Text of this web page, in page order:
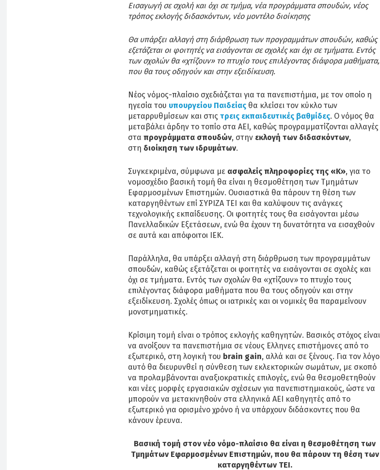
Εισαγωγή σε σχολή και όχι σε τμήμα, νέα προγράμματα σπουδών, νέος
τρόπος εκλογής διδασκόντων, νέο μοντέλο διοίκησης
Θα υπάρξει αλλαγή στη διάρθρωση των προγραμμάτων σπουδών, καθώς
εξετάζεται οι φοιτητές να εισάγονται σε σχολές και όχι σε τμήματα. Εντός
των σχολών θα «χτίζουν» το πτυχίο τους επιλέγοντας διάφορα μαθήματα,
που θα τους οδηγούν και στην εξειδίκευση.
Νέος νόμος-πλαίσιο σχεδιάζεται για τα πανεπιστήμια, με τον οποίο η
ηγεσία του υπουργείου Παιδείας θα κλείσει τον κύκλο των
μεταρρυθμίσεων και στις τρεις εκπαιδευτικές βαθμίδες. Ο νόμος θα
μεταβάλει άρδην το τοπίο στα ΑΕΙ, καθώς προγραμματίζονται αλλαγές
στα προγράμματα σπουδών, στην εκλογή των διδασκόντων,
στη διοίκηση των ιδρυμάτων.
Συγκεκριμένα, σύμφωνα με ασφαλείς πληροφορίες της «Κ», για το
νομοσχέδιο βασική τομή θα είναι η θεσμοθέτηση των Τμημάτων
Εφαρμοσμένων Επιστημών. Ουσιαστικά θα πάρουν τη θέση των
καταργηθέντων επί ΣΥΡΙΖΑ ΤΕΙ και θα καλύψουν τις ανάγκες
τεχνολογικής εκπαίδευσης. Οι φοιτητές τους θα εισάγονται μέσω
Πανελλαδικών Εξετάσεων, ενώ θα έχουν τη δυνατότητα να εισαχθούν
σε αυτά και απόφοιτοι ΙΕΚ.
Παράλληλα, θα υπάρξει αλλαγή στη διάρθρωση των προγραμμάτων
σπουδών, καθώς εξετάζεται οι φοιτητές να εισάγονται σε σχολές και
όχι σε τμήματα. Εντός των σχολών θα «χτίζουν» το πτυχίο τους
επιλέγοντας διάφορα μαθήματα που θα τους οδηγούν και στην
εξειδίκευση. Σχολές όπως οι ιατρικές και οι νομικές θα παραμείνουν
μονοτμηματικές.
Κρίσιμη τομή είναι ο τρόπος εκλογής καθηγητών. Βασικός στόχος είναι
να ανοίξουν τα πανεπιστήμια σε νέους Eλληνες επιστήμονες από το
εξωτερικό, στη λογική του brain gain, αλλά και σε ξένους. Για τον λόγο
αυτό θα διευρυνθεί η σύνθεση των εκλεκτορικών σωμάτων, με σκοπό
να προλαμβάνονται αναξιοκρατικές επιλογές, ενώ θα θεσμοθετηθούν
και νέες μορφές εργασιακών σχέσεων για πανεπιστημιακούς, ώστε να
μπορούν να μετακινηθούν στα ελληνικά ΑΕΙ καθηγητές από το
εξωτερικό για ορισμένο χρόνο ή να υπάρχουν διδάσκοντες που θα
κάνουν έρευνα.
Βασική τομή στον νέο νόμο-πλαίσιο θα είναι η θεσμοθέτηση των
Τμημάτων Εφαρμοσμένων Επιστημών, που θα πάρουν τη θέση των
καταργηθέντων ΤΕΙ.